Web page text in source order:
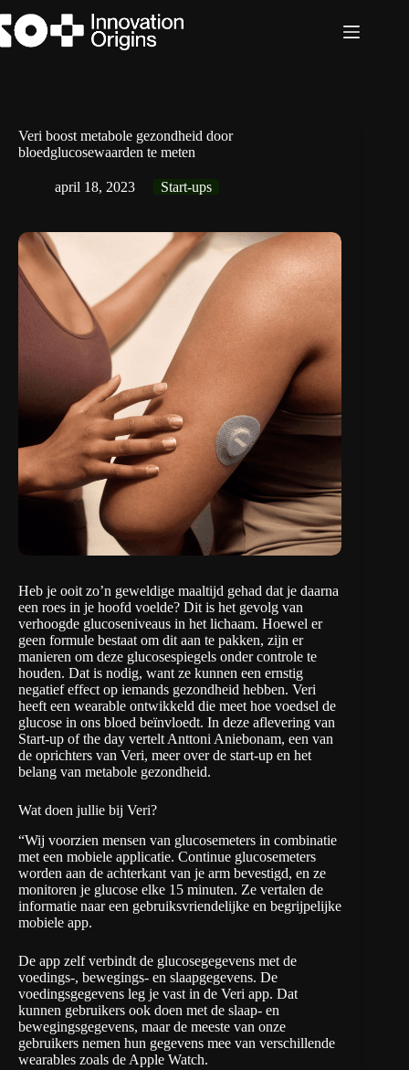
naar
de
Veri boost metabole gezondheid door
bloedglucosewaarden te meten
april 18, 2023 Start-ups
Heb je ooit zo’n geweldige maaltijd gehad dat je daarna
een roes in je hoofd voelde? Dit is het gevolg van
verhoogde glucoseniveaus in het lichaam. Hoewel er
geen formule bestaat om dit aan te pakken, zijn er
manieren om deze glucosespiegels onder controle te
houden. Dat is nodig, want ze kunnen een ernstig
negatief effect op iemands gezondheid hebben. Veri
heeft een wearable ontwikkeld die meet hoe voedsel de
glucose in ons bloed beïnvloedt. In deze aflevering van
Start-up of the day vertelt Anttoni Aniebonam, een van
de oprichters van Veri, meer over de start-up en het
belang van metabole gezondheid.
Wat doen jullie bij Veri?
“Wij voorzien mensen van glucosemeters in combinatie
met een mobiele applicatie. Continue glucosemeters
worden aan de achterkant van je arm bevestigd, en ze
monitoren je glucose elke 15 minuten. Ze vertalen de
informatie naar een gebruiksvriendelijke en begrijpelijke
mobiele app.
De app zelf verbindt de glucosegegevens met de
voedings-, bewegings- en slaapgegevens. De
voedingsgegevens leg je vast in de Veri app. Dat
kunnen gebruikers ook doen met de slaap- en
bewegingsgegevens, maar de meeste van onze
gebruikers nemen hun gegevens mee van verschillende
wearables zoals de Apple Watch.